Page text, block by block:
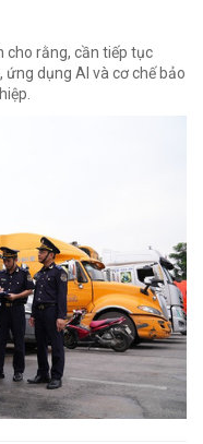
cho rằng, cần tiếp tục
ứng dụng AI và cơ chế bảo